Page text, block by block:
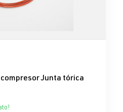
0 de 5 estrellas
Junta tórica